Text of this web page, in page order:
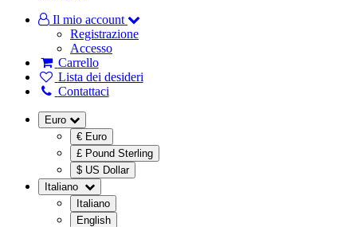
Il mio account
Registrazione
Accesso
Carrello
Lista dei desideri
Contattaci
Euro
€ Euro
£ Pound Sterling
$ US Dollar
Italiano
Italiano
English